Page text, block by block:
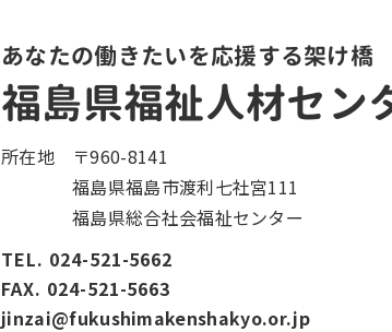
あなたの働きたいを応援する架け橋
福島県福祉人材セン
所在地
〒960-8141
福島県福島市渡利七社宮111
福島県総合社会福祉センター
TEL. 024-521-5662
FAX. 024-521-5663
jinzai@fukushimakenshakyo.or.jp